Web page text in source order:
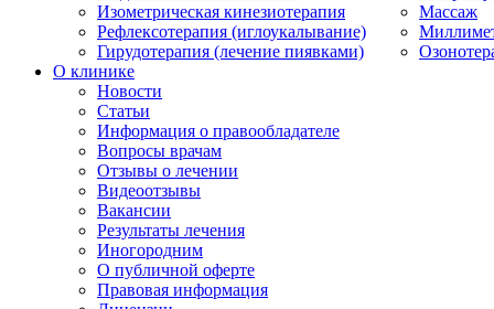
Изометрическая кинезиотерапия
Рефлексотерапия (иглоукалывание)
Гирудотерапия (лечение пиявками)
Массаж
О клинике
Новости
Статьи
Информация о правообладателе
Вопросы врачам
Отзывы о лечении
Видеоотзывы
Вакансии
Результаты лечения
Иногородним
О публичной оферте
Правовая информация